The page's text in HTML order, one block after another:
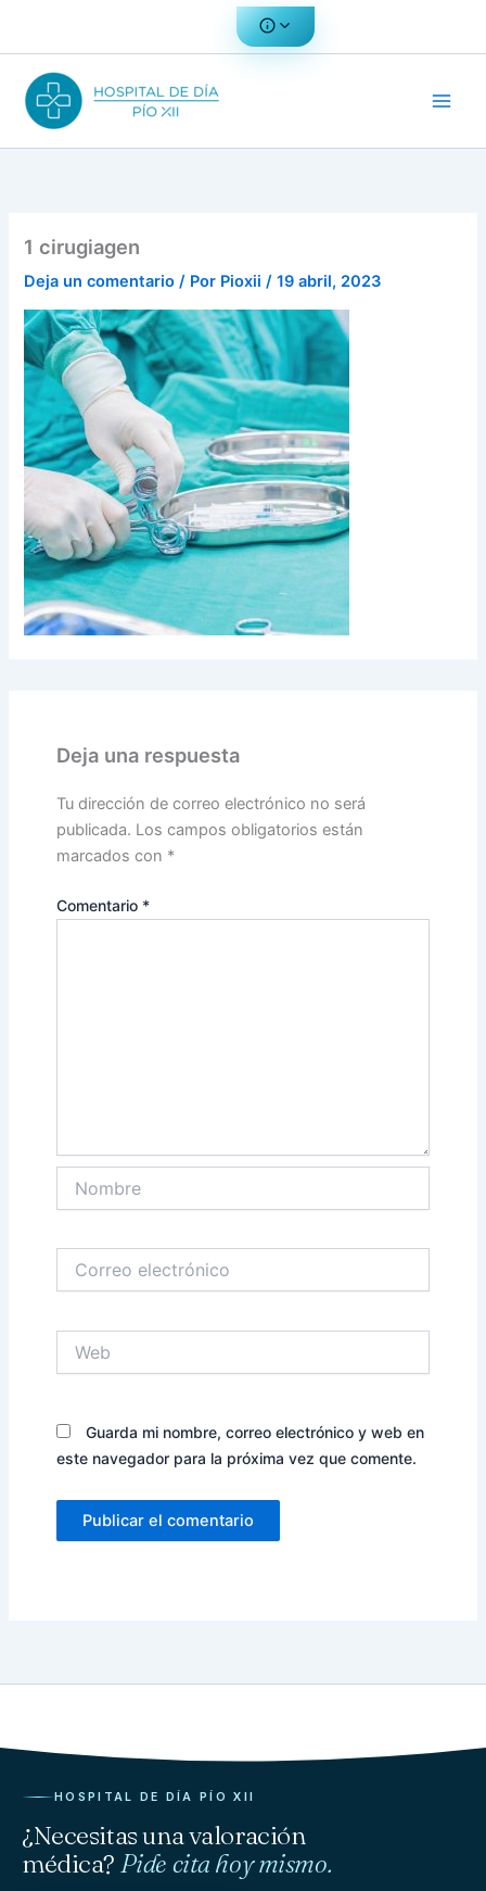
1 cirugiagen
Deja un comentario / Por Pioxii/19 abril, 2023
Deja una respuesta
Tu dirección de correo electrónico no será
publicada. Los campos obligatorios están
marcados con *
Comentario *
electrónico
Guarda mi nombre, correo electrónico y web en
este navegador para la próxima vez que comente.
HOSPITAL DE DÍA PÍO XII
¿Necesitas una valoración
médica? Pide cita hoy mismo.